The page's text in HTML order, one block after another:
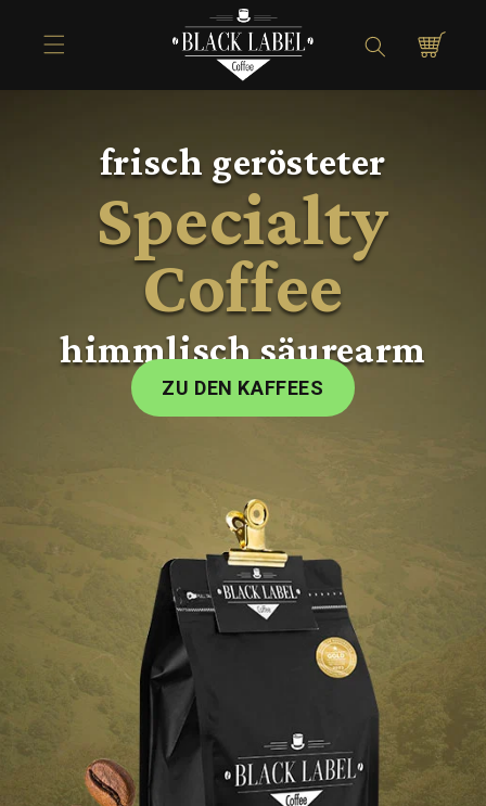
the content
Shopping
cart
frisch gerösteter
Specialty
Coffee
himmlisch säurearm
ZU DEN KAFFEES